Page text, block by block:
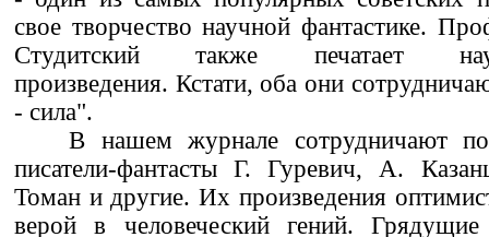
свое творчество научной фантастике.
Студитский также печатает
произведения. Кстати, оба они
- сила".
В нашем журнале сотрудничают
писатели-фантасты Г. Гуревич, А.
Томан и другие. Их произведения
верой в человеческий гений.